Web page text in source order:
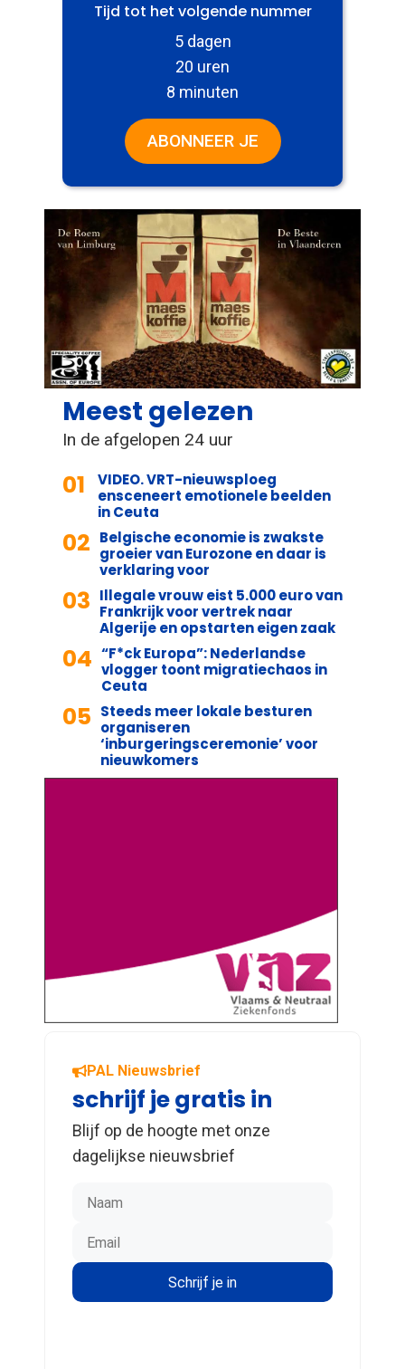
Tijd tot het volgende nummer
5 dagen
20 uren
8 minuten
ABONNEER JE
Meest gelezen
In de afgelopen 24 uur
01
VIDEO. VRT-nieuwsploeg
ensceneert emotionele beelden
in Ceuta
02 Belgische economie is zwakste
groeier van Eurozone en daar is
verklaring voor
03 Illegale vrouw eist 5.000 euro van
Frankrijk voor vertrek naar
Algerije en opstarten eigen zaak
04 “F*ck Europa”: Nederlandse
vlogger toont migratiechaos in
Ceuta
05 Steeds meer lokale besturen
organiseren
‘inburgeringsceremonie’ voor
nieuwkomers
PAL Nieuwsbrief
schrijf je gratis in
Blijf op de hoogte met onze
dagelijkse nieuwsbrief